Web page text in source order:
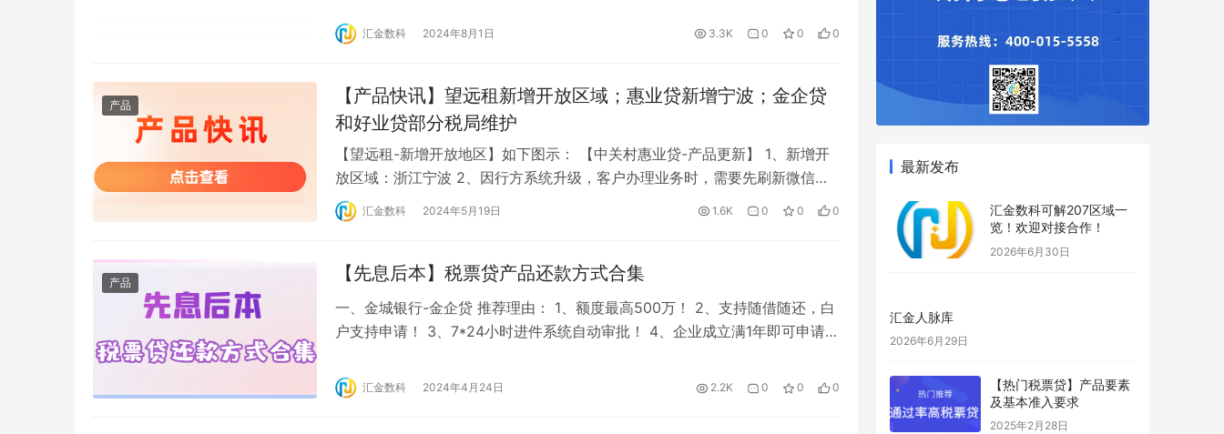
请人年龄：25-60周岁 2、申请人手机号需本人实名认证 ，且满足在网6个月
以上 企业要求： 1、企业成立年限满2…
汇金数科 2024年8月1日 3.3K 0 0 0
产品
【产品快讯】望远租新增开放区域；惠业贷新增宁波；金企贷
和好业贷部分税局维护
【望远租-新增开放地区】如下图示： 【中关村惠业贷-产品更新】 1、新增开
放区域：浙江宁波 2、因行方系统升级，客户办理业务时，需要先刷新微信缓
存，否则出现异常。 刷新缓存方式：微信-我-设置-通用-存储空间-清理缓存。
请知悉。 【税局维护-金企贷】更新 1、上海税局目前维护中，预计下午14:00
汇金数科 2024年5月19日 1.6K 0 0 0
产品 【先息后本】税票贷产品还款方式合集
一、金城银行-金企贷 推荐理由： 1、额度最高500万！ 2、支持随借随还，白
户支持申请！ 3、7*24小时进件系统自动审批！ 4、企业成立满1年即可申请！
贷极速下款！ 2、件均+通过率双高！ 3、额度支持循环使用！ 4、审批时效
快！当天放款到账！ 还款方式： 等额本息（满足供…
汇金数科 2024年4月24日 2.2K 0 0 0
最新发布
汇金数科可解207区域一
览！欢迎对接合作！
2026年6月30日
汇金人脉库
2026年6月29日
【热门税票贷】产品要素
及基本准入要求
2025年2月28日